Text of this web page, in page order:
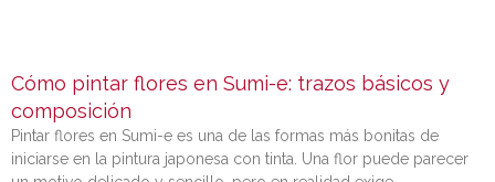
Cómo pintar flores en Sumi-e: trazos básicos y
composición
Pintar flores en Sumi-e es una de las formas más bonitas de
iniciarse en la pintura japonesa con tinta. Una flor puede parecer